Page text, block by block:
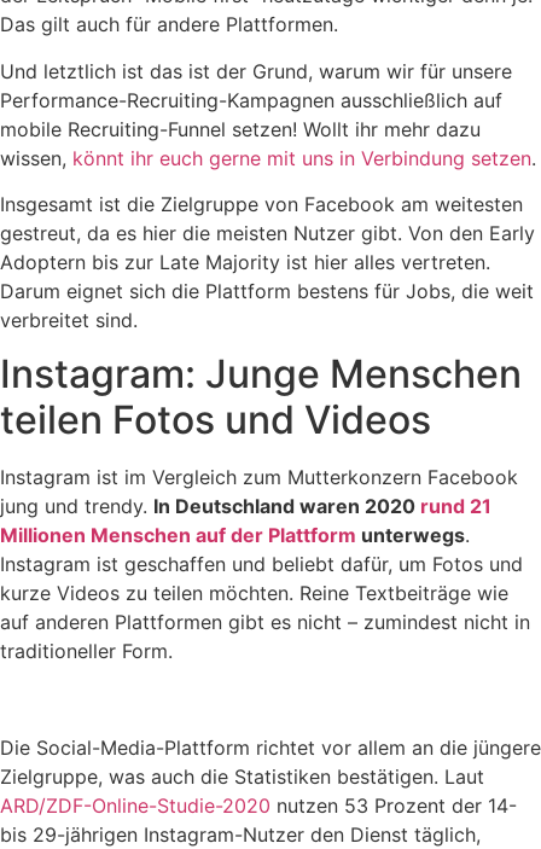
Das gilt auch für andere Plattformen.
Und letztlich ist das ist der Grund, warum wir für unsere
Performance-Recruiting-Kampagnen ausschließlich auf
mobile Recruiting-Funnel setzen! Wollt ihr mehr dazu
wissen, könnt ihr euch gerne mit uns in Verbindung setzen.
Insgesamt ist die Zielgruppe von Facebook am weitesten
gestreut, da es hier die meisten Nutzer gibt. Von den Early
Adoptern bis zur Late Majority ist hier alles vertreten.
Darum eignet sich die Plattform bestens für Jobs, die weit
verbreitet sind.
Instagram: Junge Menschen
teilen Fotos und Videos
Instagram ist im Vergleich zum Mutterkonzern Facebook
jung und trendy. In Deutschland waren 2020 rund 21
Millionen Menschen auf der Plattform unterwegs.
Instagram ist geschaffen und beliebt dafür, um Fotos und
kurze Videos zu teilen möchten. Reine Textbeiträge wie
auf anderen Plattformen gibt es nicht – zumindest nicht in
traditioneller Form.
Die Social-Media-Plattform richtet vor allem an die jüngere
Zielgruppe, was auch die Statistiken bestätigen. Laut
ARD/ZDF-Online-Studie-2020 nutzen 53 Prozent der 14-
bis 29-jährigen Instagram-Nutzer den Dienst täglich,